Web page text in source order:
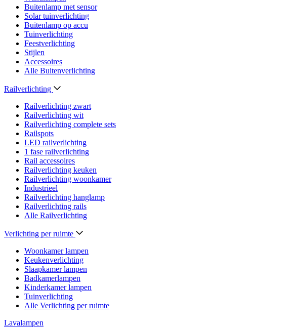
Buitenlamp met sensor
Solar tuinverlichting
Buitenlamp op accu
Tuinverlichting
Feestverlichting
Stijlen
Accessoires
Alle Buitenverlichting
Railverlichting
Railverlichting zwart
Railverlichting wit
Railverlichting complete sets
Railspots
LED railverlichting
1 fase railverlichting
Rail accessoires
Railverlichting keuken
Railverlichting woonkamer
Industrieel
Railverlichting hanglamp
Railverlichting rails
Alle Railverlichting
Verlichting per ruimte
Woonkamer lampen
Keukenverlichting
Slaapkamer lampen
Badkamerlampen
Kinderkamer lampen
Tuinverlichting
Alle Verlichting per ruimte
Lavalampen